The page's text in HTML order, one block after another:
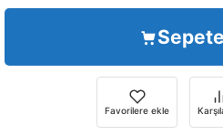
Favorilere ekle